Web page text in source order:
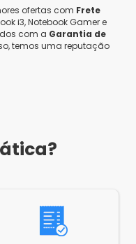
• um ano atrás• 0
Vcs
cliente?
ofertas com Frete
i3, Notebook Gamer e
com a Garantia de
temos uma reputação